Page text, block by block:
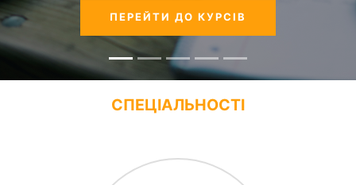
ПЕРЕЙТИ ДО КУРСІВ
СПЕЦІАЛЬНОСТІ